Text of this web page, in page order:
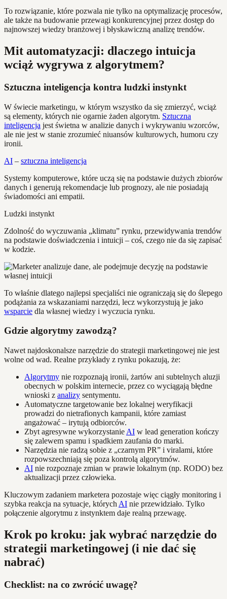
To rozwiązanie, które pozwala nie tylko na optymalizację procesów,
ale także na budowanie przewagi konkurencyjnej przez dostęp do
najnowszej wiedzy branżowej i błyskawiczną analizę trendów.
Mit automatyzacji: dlaczego intuicja
wciąż wygrywa z algorytmem?
Sztuczna inteligencja kontra ludzki instynkt
W świecie marketingu, w którym wszystko da się zmierzyć, wciąż
są elementy, których nie ogarnie żaden algorytm. Sztuczna
inteligencja jest świetna w analizie danych i wykrywaniu wzorców,
ale nie jest w stanie zrozumieć niuansów kulturowych, humoru czy
ironii.
AI – sztuczna inteligencja
Systemy komputerowe, które uczą się na podstawie dużych zbiorów
danych i generują rekomendacje lub prognozy, ale nie posiadają
świadomości ani empatii.
Ludzki instynkt
Zdolność do wyczuwania „klimatu” rynku, przewidywania trendów
na podstawie doświadczenia i intuicji – coś, czego nie da się zapisać
w kodzie.
To właśnie dlatego najlepsi specjaliści nie ograniczają się do ślepego
podążania za wskazaniami narzędzi, lecz wykorzystują je jako
wsparcie dla własnej wiedzy i wyczucia rynku.
Gdzie algorytmy zawodzą?
Nawet najdoskonalsze narzędzie do strategii marketingowej nie jest
wolne od wad. Realne przykłady z rynku pokazują, że:
Algorytmy nie rozpoznają ironii, żartów ani subtelnych aluzji
obecnych w polskim internecie, przez co wyciągają błędne
wnioski z analizy sentymentu.
Automatyczne targetowanie bez lokalnej weryfikacji
prowadzi do nietrafionych kampanii, które zamiast
angażować – irytują odbiorców.
Zbyt agresywne wykorzystanie AI w lead generation kończy
się zalewem spamu i spadkiem zaufania do marki.
Narzędzia nie radzą sobie z „czarnym PR” i viralami, które
rozpowszechniają się poza kontrolą algorytmów.
AI nie rozpoznaje zmian w prawie lokalnym (np. RODO) bez
aktualizacji przez człowieka.
Kluczowym zadaniem marketera pozostaje więc ciągły monitoring i
szybka reakcja na sytuacje, których AI nie przewidziało. Tylko
połączenie algorytmu z instynktem daje realną przewagę.
Krok po kroku: jak wybrać narzędzie do
strategii marketingowej (i nie dać się
nabrać)
Checklist: na co zwrócić uwagę?